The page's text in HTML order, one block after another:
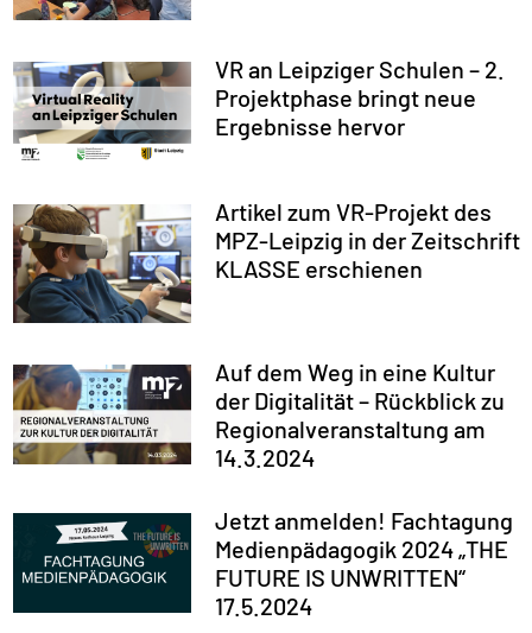
VR an Leipziger Schulen – 2.
Projektphase bringt neue
Ergebnisse hervor
Artikel zum VR-Projekt des
MPZ-Leipzig in der Zeitschrift
KLASSE erschienen
Auf dem Weg in eine Kultur
der Digitalität – Rückblick zu
Regionalveranstaltung am
14.3.2024
Jetzt anmelden! Fachtagung
Medienpädagogik 2024 „THE
FUTURE IS UNWRITTEN“
17.5.2024